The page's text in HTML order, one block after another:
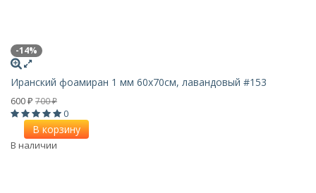
-14%
Иранский фоамиран 1 мм 60х70см, лавандовый #153
600 ₽ 700₽
0
В корзину
В наличии